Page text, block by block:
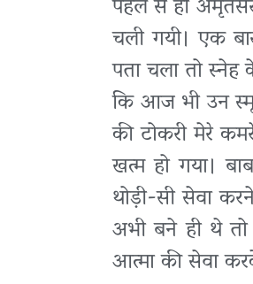
पहले से ही
चली गयी। एक
पता चला तो
कि आज भी उन
की टोकरी मेरे
खत्म हो गया।
थोड़ी-सी सेवा
अभी बने ही थे
आत्मा की सेवा